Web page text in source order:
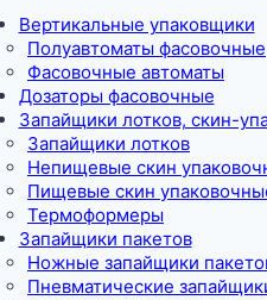
Вертикальные упаковщики
Полуавтоматы фасовочные
Фасовочные автоматы
Дозаторы фасовочные
Запайщики лотков, скин-
Запайщики лотков
Непищевые скин
Пищевые скин
Термоформеры
Запайщики пакетов
Ножные запайщики
Пневматические